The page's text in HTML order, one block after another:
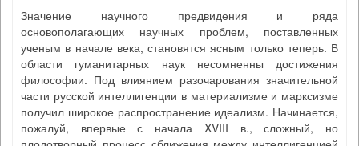
Значение научного предвидения и ряда
основополагающих научных проблем, поставленных
ученым в начале века, становятся ясным только теперь. В
области гуманитарных наук несомненны достижения
философии. Под влиянием разочарования значительной
части русской интеллигенции в материализме и марксизме
получил широкое распространение идеализм. Начинается,
пожалуй, впервые с начала XVIII в., сложный, но